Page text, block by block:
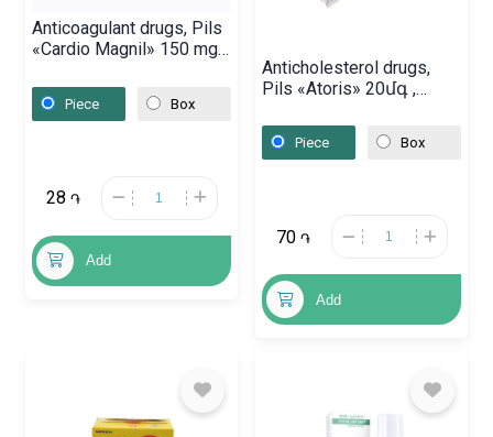
Anticoagulant drugs, Pils
«Cardio Magnil» 150 mg,
Piece Box
28 ֏
Add
Anticholesterol drugs,
Pils «Atoris» 20մգ ,
Piece Box
70 ֏
Add